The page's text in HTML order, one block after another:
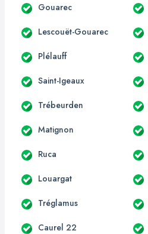
Gouarec
Lescouët-Gouarec
Plélauff
Saint-Igeaux
Trébeurden
Matignon
Ruca
Louargat
Tréglamus
Caurel 22